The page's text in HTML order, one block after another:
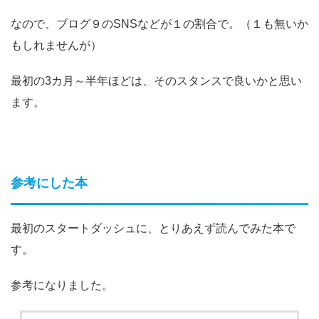
なので、ブログ９のSNSなどが１の割合で。（１も無いか
もしれませんが）
最初の3カ月～半年ほどは、そのスタンスで良いかと思い
ます。
参考にした本
最初のスタートダッシュに、とりあえず読んでみた本で
す。
参考になりました。